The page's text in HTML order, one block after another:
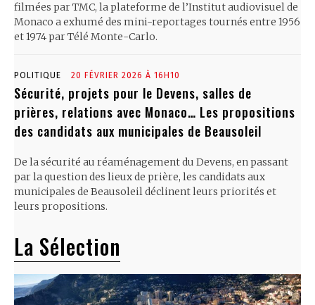
filmées par TMC, la plateforme de l’Institut audiovisuel de
Monaco a exhumé des mini-reportages tournés entre 1956
et 1974 par Télé Monte-Carlo.
POLITIQUE 20 FÉVRIER 2026 À 16H10
Sécurité, projets pour le Devens, salles de
prières, relations avec Monaco… Les propositions
des candidats aux municipales de Beausoleil
De la sécurité au réaménagement du Devens, en passant
par la question des lieux de prière, les candidats aux
municipales de Beausoleil déclinent leurs priorités et
leurs propositions.
La Sélection